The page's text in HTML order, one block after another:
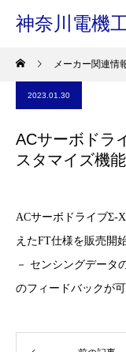
神奈川電機
メーカー関連情
2023.01.30
ACサーボドラ
スタマイズ機
ACサーボドライブΣ-
えたFT仕様を販売開
－ センシングデータ
のフィードバックが